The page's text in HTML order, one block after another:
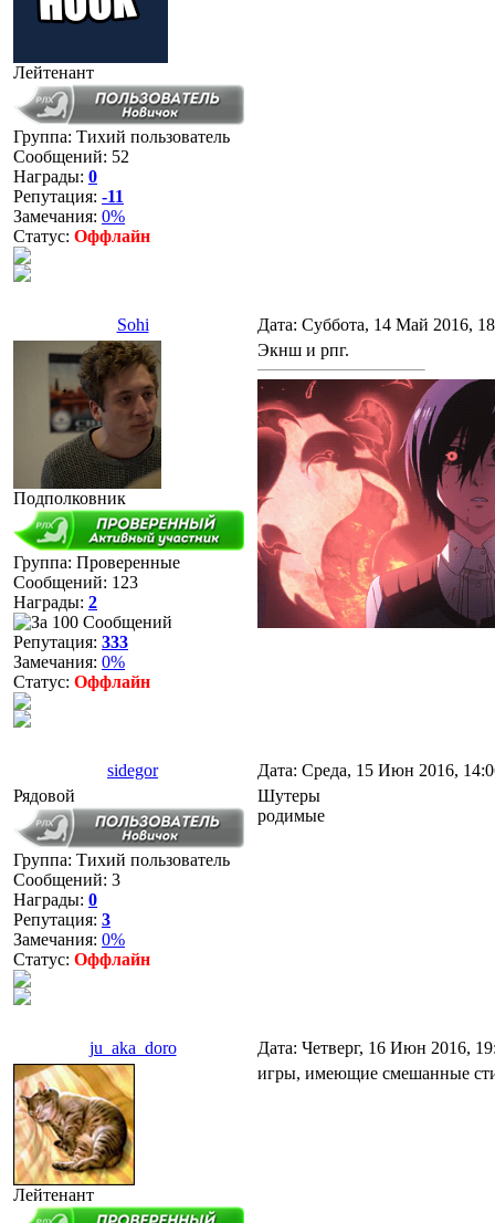
Лейтенант
Группа: Тихий пользователь
Сообщений: 52
Награды: 0
Репутация: -11
Замечания: 0%
Статус: Оффлайн
Sohi Дата: Суббота, 14 Май 2016,
Подполковник
Группа: Проверенные
Сообщений: 123
Награды: 2
Репутация: 333
Замечания: 0%
Статус: Оффлайн
Экнш и рпг.
sidegor
Дата: Среда, 15 Июн 2016,
Рядовой
Группа: Тихий пользователь
Сообщений: 3
Награды: 0
Репутация: 3
Замечания: 0%
Статус: Оффлайн
Шутеры
родимые
ju_aka_doro Дата: Четверг, 16 Июн 2016,
Лейтенант
игры, имеющие смешанные